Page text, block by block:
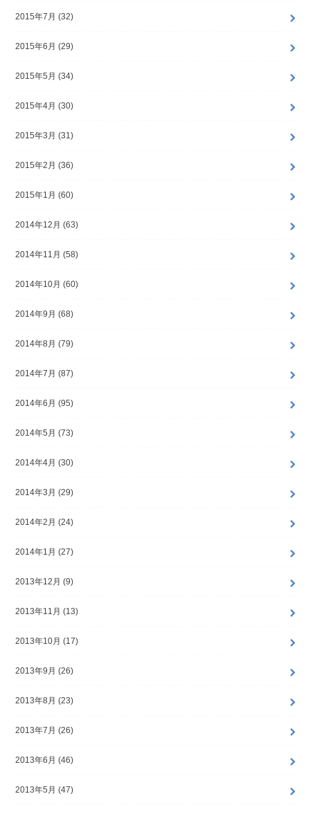
2015年7月 (32)
2015年6月 (29)
2015年5月 (34)
2015年4月 (30)
2015年3月 (31)
2015年2月 (36)
2015年1月 (60)
2014年12月 (63)
2014年11月 (58)
2014年10月 (60)
2014年9月 (68)
2014年8月 (79)
2014年7月 (87)
2014年6月 (95)
2014年5月 (73)
2014年4月 (30)
2014年3月 (29)
2014年2月 (24)
2014年1月 (27)
2013年12月 (9)
2013年11月 (13)
2013年10月 (17)
2013年9月 (26)
2013年8月 (23)
2013年7月 (26)
2013年6月 (46)
2013年5月 (47)